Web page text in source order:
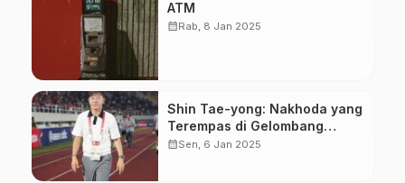
ATM
calendar_monthRab, 8 Jan 2025
Shin Tae-yong: Nakhoda yang
Terempas di Gelombang
Perubahan
calendar_monthSen, 6 Jan 2025